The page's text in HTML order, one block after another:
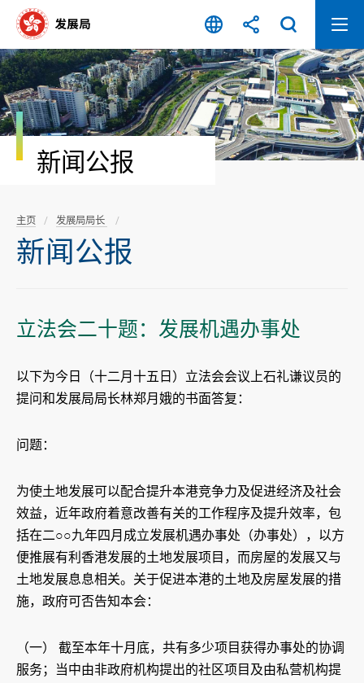
容
开
始
新闻公报
主页 发展局局长
新闻公报
立法会二十题：发展机遇办事处
以下为今日（十二月十五日）立法会会议上石礼谦议员的
提问和发展局局长林郑月娥的书面答复：
问题：
为使土地发展可以配合提升本港竞争力及促进经济及社会
效益，近年政府着意改善有关的工作程序及提升效率，包
括在二○○九年四月成立发展机遇办事处（办事处），以方
便推展有利香港发展的土地发展项目，而房屋的发展又与
土地发展息息相关。关于促进本港的土地及房屋发展的措
施，政府可否告知本会：
（一） 截至本年十月底，共有多少项目获得办事处的协调
服务；当中由非政府机构提出的社区项目及由私营机构提